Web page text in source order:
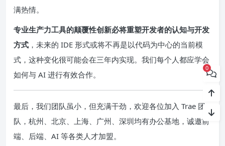
满热情。
专业生产力工具的颠覆性创新必将重塑开发者的认知与开发
方式 ，未来的 IDE 形式或将不再是以代码为中心的当前模
式，这种变化很可能会在三年内实现。我们每个人都应学会
如何与 AI 进行有效合作。
最后，我们团队虽小，但充满干劲，欢迎各位加入 Trae 团
队，杭州、北京、上海、广州、深圳均有办公基地，诚邀前
端、后端、AI 等各类人才加盟。
0